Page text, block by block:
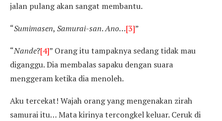
jalan pulang akan sangat membantu.
“Sumimasen, Samurai-san.Ano…[3]”
“Nande?[4]” Orang itu tampaknya sedang tidak mau
diganggu. Dia membalas sapaku dengan suara
menggeram ketika dia menoleh.
Aku tercekat! Wajah orang yang mengenakan zirah
samurai itu… Mata kirinya tercongkel keluar. Ceruk di